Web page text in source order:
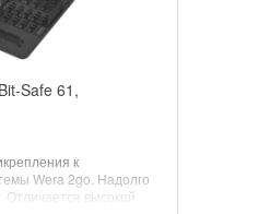
Safe 61,
к
Wera 2go. Надолго
высокой